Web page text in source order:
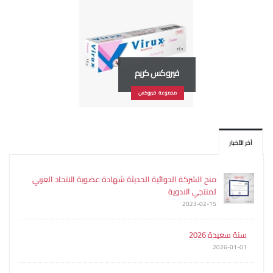
آخر الأخبار
منح الشركة الدوائية الحديثة شهادة عضوية الاتحاد العربي
لمنتجي الادوية
2023-02-15
سنة سعيدة 2026
2026-01-01
فيروكس كريم
مجموعة فيروكس